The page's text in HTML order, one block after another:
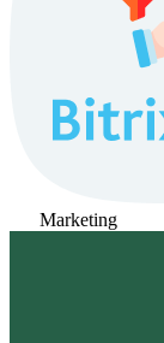
Marketing